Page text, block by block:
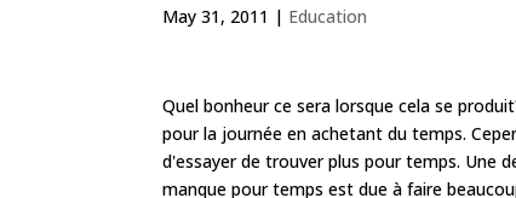
May 31, 2011 | Education
Quel bonheur ce sera lorsque cela se
pour la journée en achetant du temps.
d'essayer de trouver plus pour temps. Une
manque pour temps est due à faire